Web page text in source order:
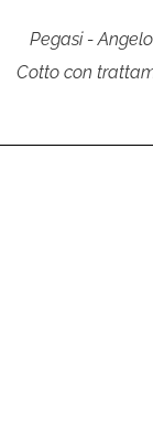
Pegasi - Angelo
Cotto con